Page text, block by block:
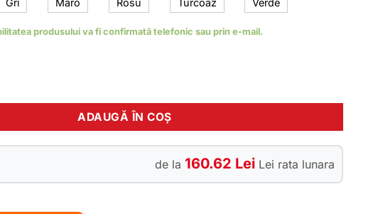
5699.00 lei.
produsului va fi confirmată telefonic sau prin e-mail.
RDB SINOE PRO, albastru, 1160W, fara permis
ADAUGĂ ÎN COȘ
de la 160.62 Lei Lei rata lunara